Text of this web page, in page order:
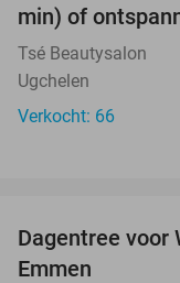
OUT
min) of
Tsé Beautysalon
Ugchelen
Verkocht: 66
Dagentree voor
Emmen